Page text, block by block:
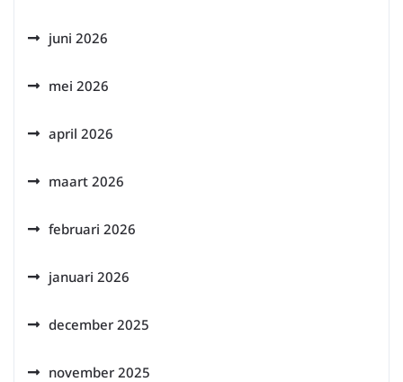
juni 2026
mei 2026
april 2026
maart 2026
februari 2026
januari 2026
december 2025
november 2025